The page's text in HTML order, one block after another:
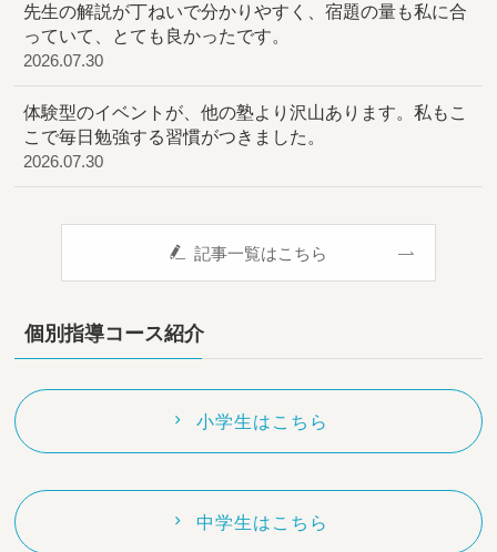
先生の解説が丁ねいで分かりやすく、宿題の量も私に合
っていて、とても良かったです。
2026.07.30
体験型のイベントが、他の塾より沢山あります。私もこ
こで毎日勉強する習慣がつきました。
2026.07.30
記事一覧はこちら
個別指導コース紹介
小学生はこちら
中学生はこちら